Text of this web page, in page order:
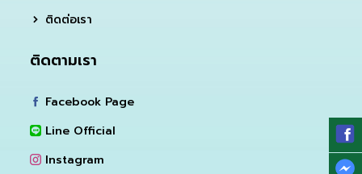
ติดต่อเรา
ติดตามเรา
Facebook Page
Line Official
Instagram